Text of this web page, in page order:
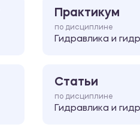
Практикум
по дисциплине
Гидравлика и
Статьи
по дисциплине
Гидравлика и